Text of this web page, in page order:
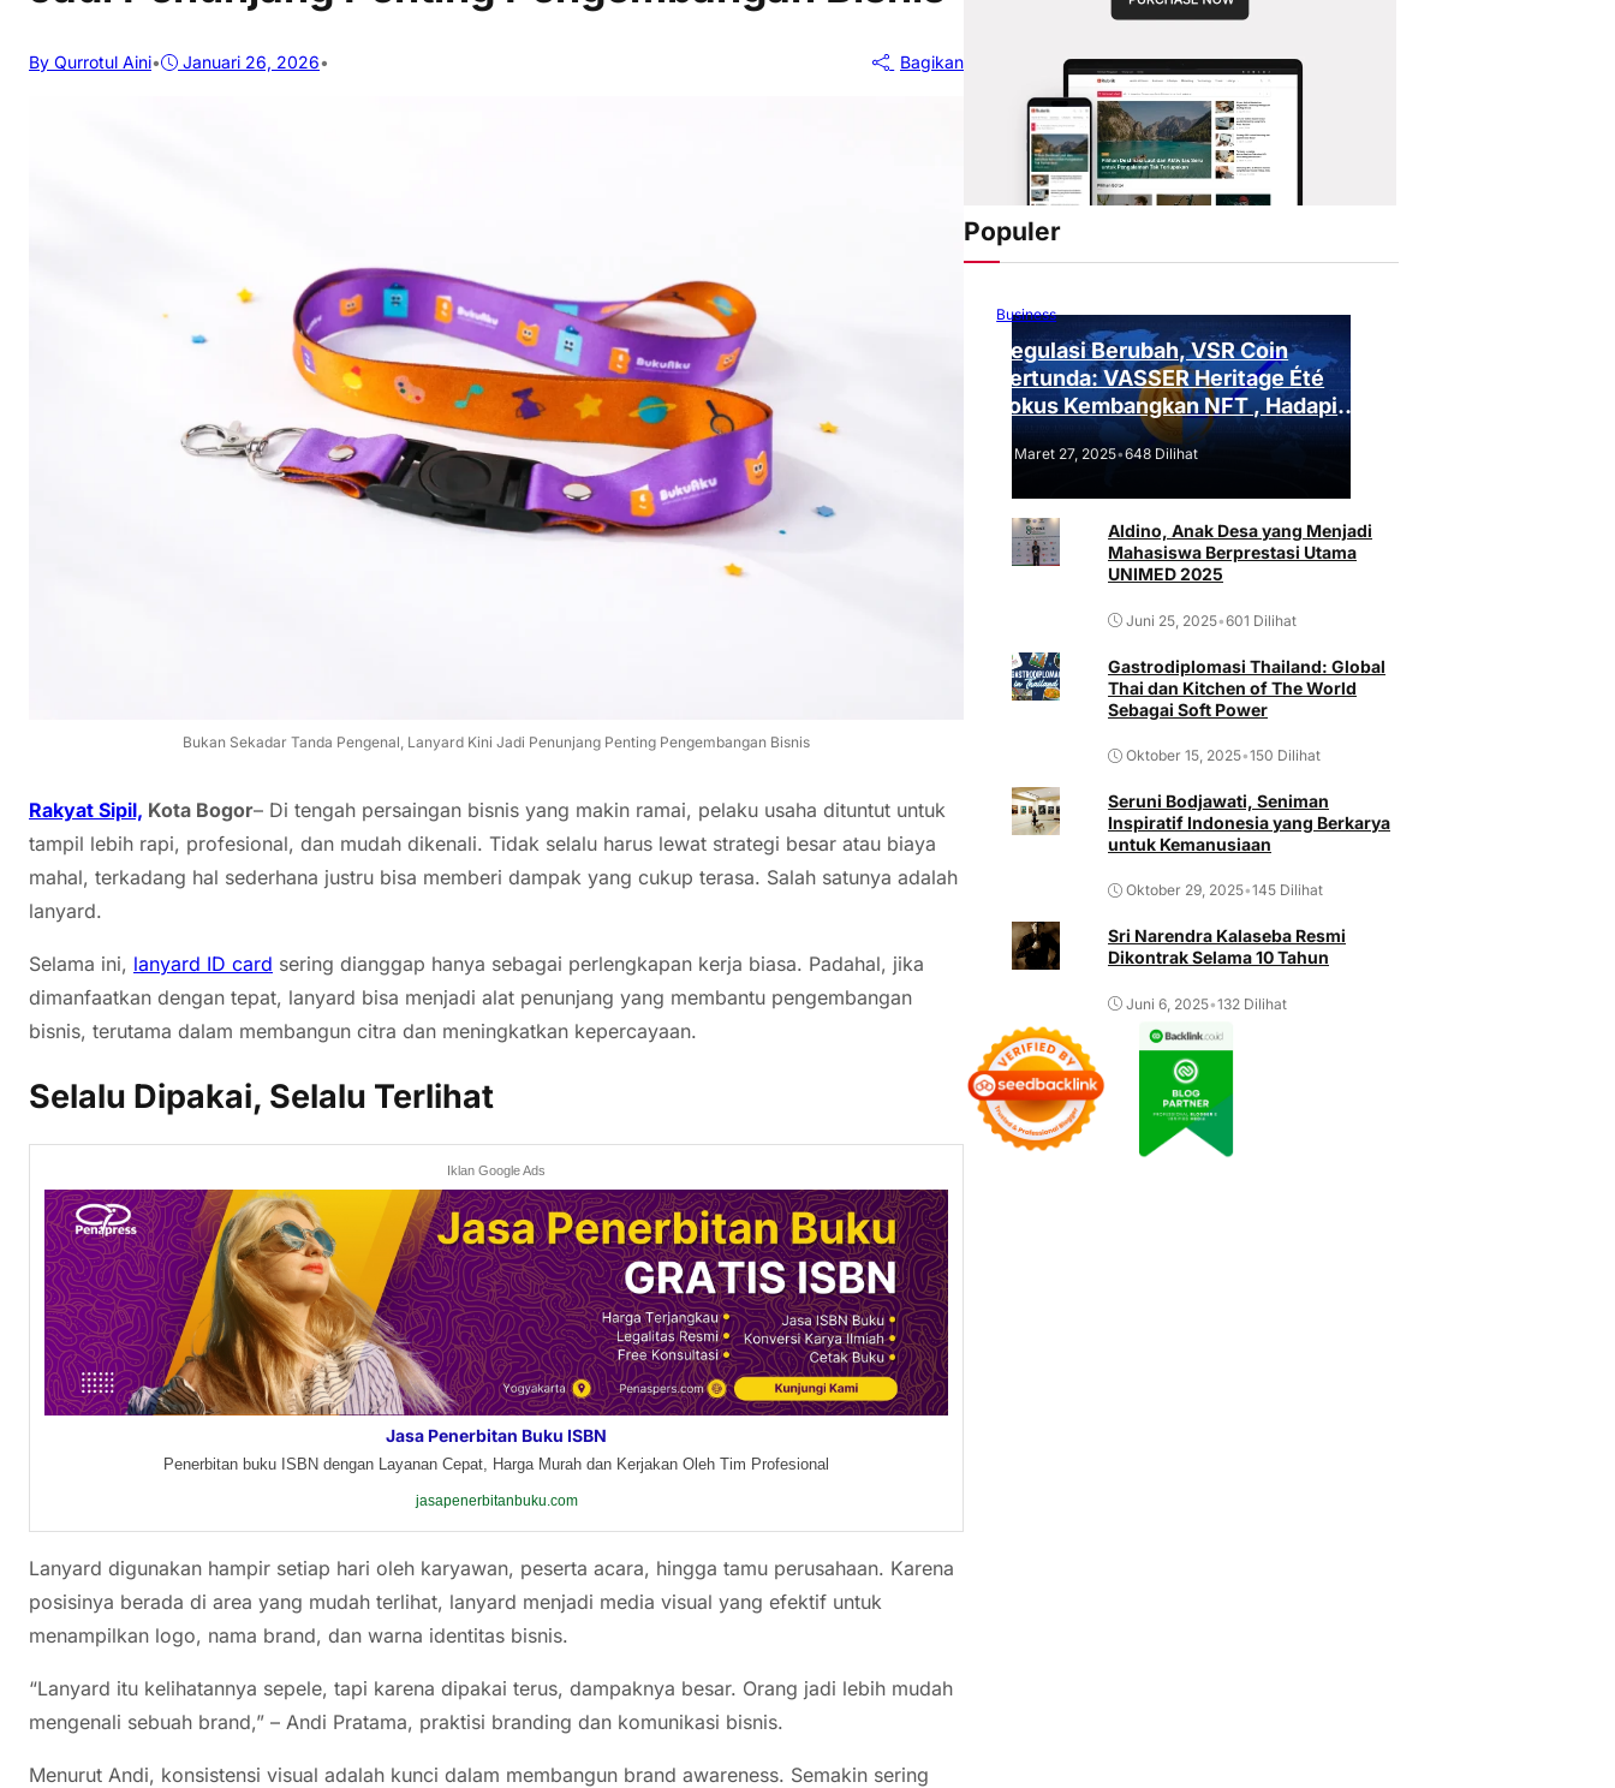
By Qurrotul Aini• Januari 26, 2026• Bagikan
Bukan Sekadar Tanda Pengenal, Lanyard Kini Jadi Penunjang Penting Pengembangan Bisnis
Rakyat Sipil, Kota Bogor– Di tengah persaingan bisnis yang makin ramai, pelaku usaha dituntut untuk
tampil lebih rapi, profesional, dan mudah dikenali. Tidak selalu harus lewat strategi besar atau biaya
mahal, terkadang hal sederhana justru bisa memberi dampak yang cukup terasa. Salah satunya adalah
lanyard.
Selama ini, lanyard ID card sering dianggap hanya sebagai perlengkapan kerja biasa. Padahal, jika
dimanfaatkan dengan tepat, lanyard bisa menjadi alat penunjang yang membantu pengembangan
bisnis, terutama dalam membangun citra dan meningkatkan kepercayaan.
Selalu Dipakai, Selalu Terlihat
Iklan Google Ads
Jasa Penerbitan Buku ISBN
Penerbitan buku ISBN dengan Layanan Cepat, Harga Murah dan Kerjakan Oleh Tim Profesional
jasapenerbitanbuku.com
Lanyard digunakan hampir setiap hari oleh karyawan, peserta acara, hingga tamu perusahaan. Karena
posisinya berada di area yang mudah terlihat, lanyard menjadi media visual yang efektif untuk
menampilkan logo, nama brand, dan warna identitas bisnis.
“Lanyard itu kelihatannya sepele, tapi karena dipakai terus, dampaknya besar. Orang jadi lebih mudah
mengenali sebuah brand,” – Andi Pratama, praktisi branding dan komunikasi bisnis.
Menurut Andi, konsistensi visual adalah kunci dalam membangun brand awareness. Semakin sering
Populer
Business
Regulasi Berubah, VSR Coin
Tertunda: VASSER Heritage Été
Fokus Kembangkan NFT , Hadapi
Tantangan Regulasi!
Maret 27, 2025•648 Dilihat
Aldino, Anak Desa yang Menjadi
Mahasiswa Berprestasi Utama
UNIMED 2025
Juni 25, 2025•601 Dilihat
Gastrodiplomasi Thailand: Global
Thai dan Kitchen of The World
Sebagai Soft Power
Oktober 15, 2025•150 Dilihat
Seruni Bodjawati, Seniman
Inspiratif Indonesia yang Berkarya
untuk Kemanusiaan
Oktober 29, 2025•145 Dilihat
Sri Narendra Kalaseba Resmi
Dikontrak Selama 10 Tahun
Juni 6, 2025•132 Dilihat